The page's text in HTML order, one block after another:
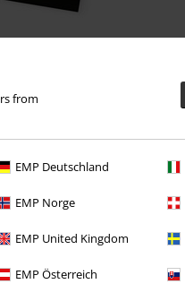
from
EMP Deutschland
EMP Norge
EMP United Kingdom
EMP Österreich